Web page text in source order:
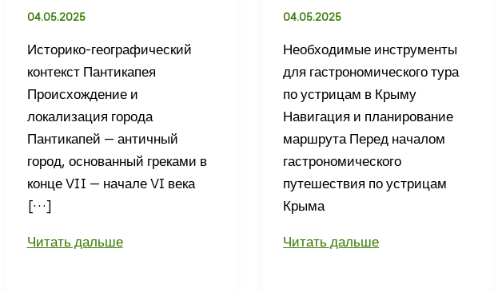
04.05.2025
Историко-географический
контекст Пантикапея
Происхождение и
локализация города
Пантикапей — античный
город, основанный греками в
конце VII — начале VI века
[…]
Античные
Читать дальше
04.05.2025
Необходимые инструменты
для гастрономического тура
по устрицам в Крыму
Навигация и планирование
маршрута Перед началом
гастрономического
путешествия по устрицам
Крыма
Где
Читать дальше